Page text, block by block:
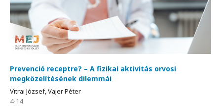
Prevenció receptre? – A fizikai aktivitás orvosi
megközelítésének dilemmái
Vitrai József, Vajer Péter
4-14